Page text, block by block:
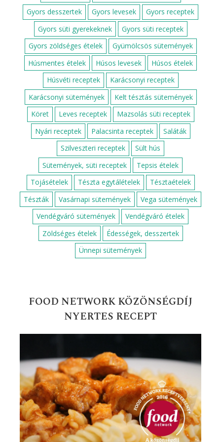
Gyors desszertek Gyors levesek
Gyors receptek
Gyors süti gyerekeknek
Gyors süti receptek
Gyors zöldséges ételek
Gyümölcsös sütemények
Húsmentes ételek
Húsos levesek
Húsos ételek
Húsvéti receptek
Karácsonyi receptek
Karácsonyi sütemények
Kelt tésztás sütemények
Köret
Leves receptek
Mazsolás süti receptek
Nyári receptek
Palacsinta receptek
Saláták
Szilveszteri receptek
Sült hús
Sütemények, süti receptek
Tepsis ételek
Tojásételek
Tészta egytálételek
Tésztaételek
Tészták
Vasárnapi sütemények
Vega sütemények
Vendégváró sütemények
Vendégváró ételek
Zöldséges ételek
Édességek, desszertek
Ünnepi sütemények
FOOD NETWORK KÖZÖNSÉGDÍJ
NYERTES RECEPT